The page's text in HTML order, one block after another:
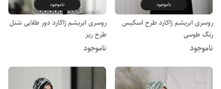
ناموجود
روسری ابریشم ژاکارد طرح اسکیس
رنگ طوسی
ناموجود
ناموجود
روسری ابریشم ژاکارد دور طلایی شنل
طرح ریز
ناموجود